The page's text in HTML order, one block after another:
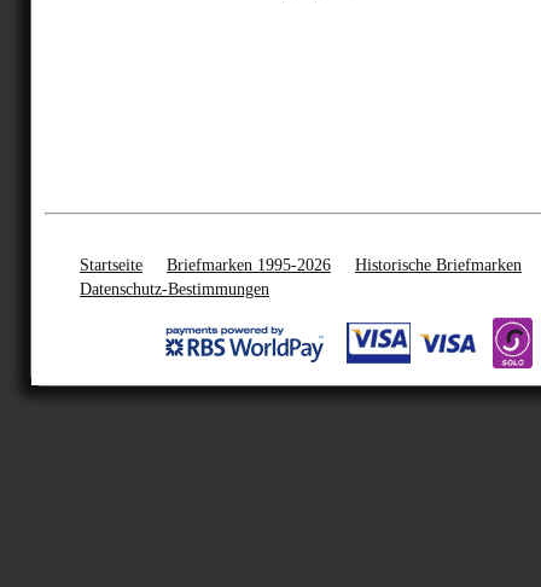
Startseite Briefmarken 1995-2026
Historische Briefmarken
Datenschutz-Bestimmungen